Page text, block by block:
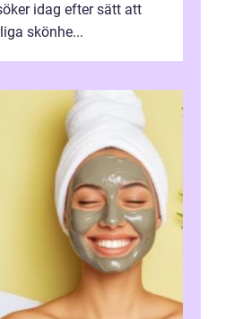
idag efter sätt att
skönhe...